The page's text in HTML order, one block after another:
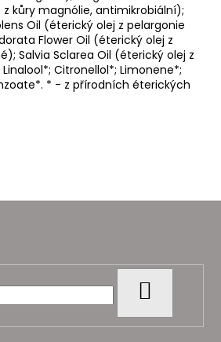
kůry magnólie, antimikrobiální);
Oil (éterický olej z pelargonie
Flower Oil (éterický olej z
Salvia Sclarea Oil (éterický olej z
Citronellol*; Limonene*;
* - z přírodních éterických